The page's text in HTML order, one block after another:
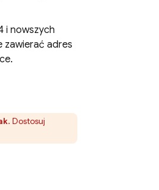
i nowszych
zawierać adres
. Dostosuj